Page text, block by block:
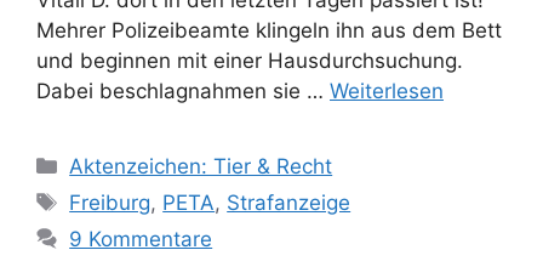
Mehrer Polizeibeamte klingeln ihn aus dem Bett
und beginnen mit einer Hausdurchsuchung.
Dabei beschlagnahmen sie … Weiterlesen
K
a
e
Aktenzeichen: Tier & Recht
S
c
Freiburg, PETA, Strafanzeige
9 Kommentare